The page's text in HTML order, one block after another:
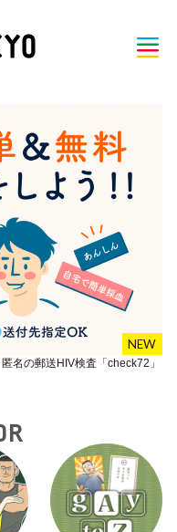
名の郵送HIV検査「check72」